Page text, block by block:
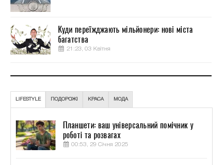
Куди переїжджають мільйонери: нові міста
багатства
21:23, 03 Квітня
LIFESTYLE ПОДОРОЖІ КРАСА МОДА
Планшети: ваш універсальний помічник у
роботі та розвагах
00:53, 29 Січня 2025